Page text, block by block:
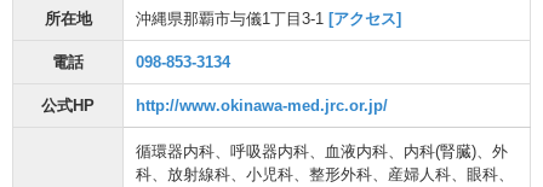
所在地 沖縄県那覇市与儀1丁目3-1 [アクセス]
電話 098-853-3134
公式HP http://www.okinawa-med.jrc.or.jp/
循環器内科、 呼吸器内科、 血液内科、 内科(腎臓)、 外
科、 放射線科、 小児科、 整形外科、 産婦人科、 眼科、